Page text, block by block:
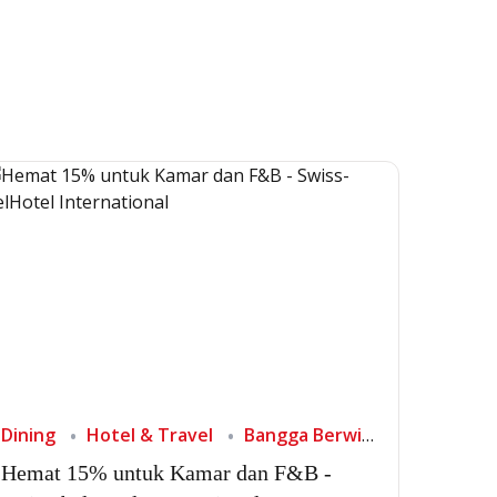
Dining Hotel & Travel
Bangga Berwisata di Indonesia
Hemat 15% untuk Kamar dan F&B -